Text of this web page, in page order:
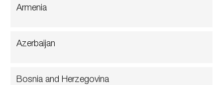
Armenia
Azerbaijan
Bosnia and Herzegovina